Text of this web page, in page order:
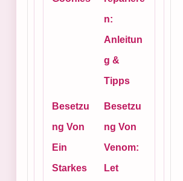
n:
Anleitun
g &
Tipps
Besetzu
ng Von
Ein
Starkes
Besetzu
ng Von
Venom:
Let